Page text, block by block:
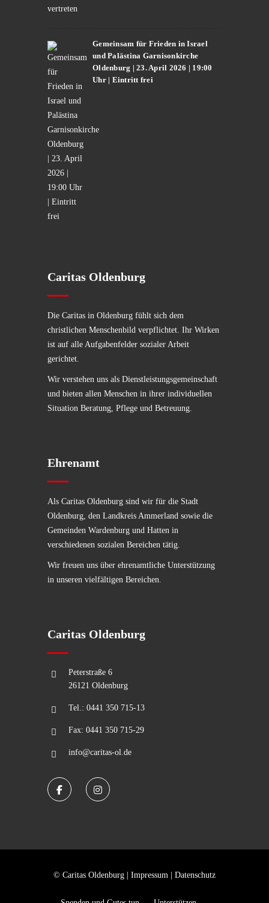
Gemeinsam für Frieden in Israel
und Palästina Garnisonkirche
Oldenburg | 23. April 2026 | 19:00
Uhr | Eintritt frei
Caritas Oldenburg
Die Caritas in Oldenburg fühlt sich dem
christlichen Menschenbild verpflichtet. Ihr Wirken
ist auf alle Aufgabenfelder sozialer Arbeit
gerichtet.
Wir verstehen uns als Dienstleistungsgemeinschaft
und bieten allen Menschen in ihrer individuellen
Situation Beratung, Pflege und Betreuung.
Ehrenamt
Als Caritas Oldenburg sind wir für die Stadt
Oldenburg, den Landkreis Ammerland sowie die
Gemeinden Wardenburg und Hatten in
verschiedenen sozialen Bereichen tätig.
Wir freuen uns über ehrenamtliche Unterstützung
in unseren vielfältigen Bereichen.
Caritas Oldenburg
Peterstraße 6
26121 Oldenburg
Tel.: 0441 350 715-13
Fax: 0441 350 715-29
info@caritas-ol.de
© Caritas Oldenburg | Impressum Datenschutz